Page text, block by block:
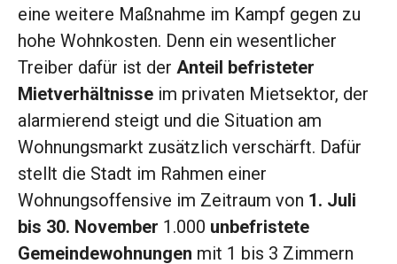
eine weitere Maßnahme im Kampf gegen zu
hohe Wohnkosten. Denn ein wesentlicher
Treiber dafür ist der Anteil befristeter
Mietverhältnisse im privaten Mietsektor, der
alarmierend steigt und die Situation am
Wohnungsmarkt zusätzlich verschärft. Dafür
stellt die Stadt im Rahmen einer
Wohnungsoffensive im Zeitraum von 1. Juli
bis 30. November 1.000 unbefristete
Gemeindewohnungen mit 1 bis 3 Zimmern